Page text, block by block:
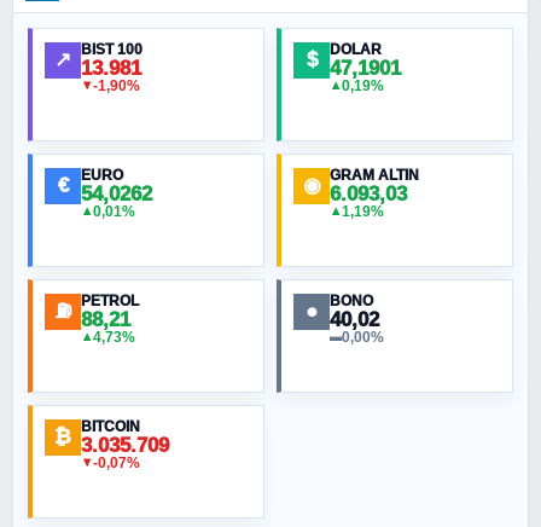
Ankara Zirvesi: NATO Toplantısı mı, Yeni
Ortadoğu Haritasının Provası mı?
MURAT ÖZKAN
NURETTIN BÖLÜK
ORHAN KILIÇOĞLU
Fahişeye beyinli bir müstevli alçağına
↗ BIST 100
13.981
▼-1,90%
$ DOLAR
47,1901
▲0,19%
€ EURO
54,0262
▲0,01%
◉ GRAM ALTIN
6.093,03
▲1,19%
⛽ PETROL
88,21
▲4,73%
● BONO
40,02
▬0,00%
₿ BITCOIN
3.035.709
▼-0,07%